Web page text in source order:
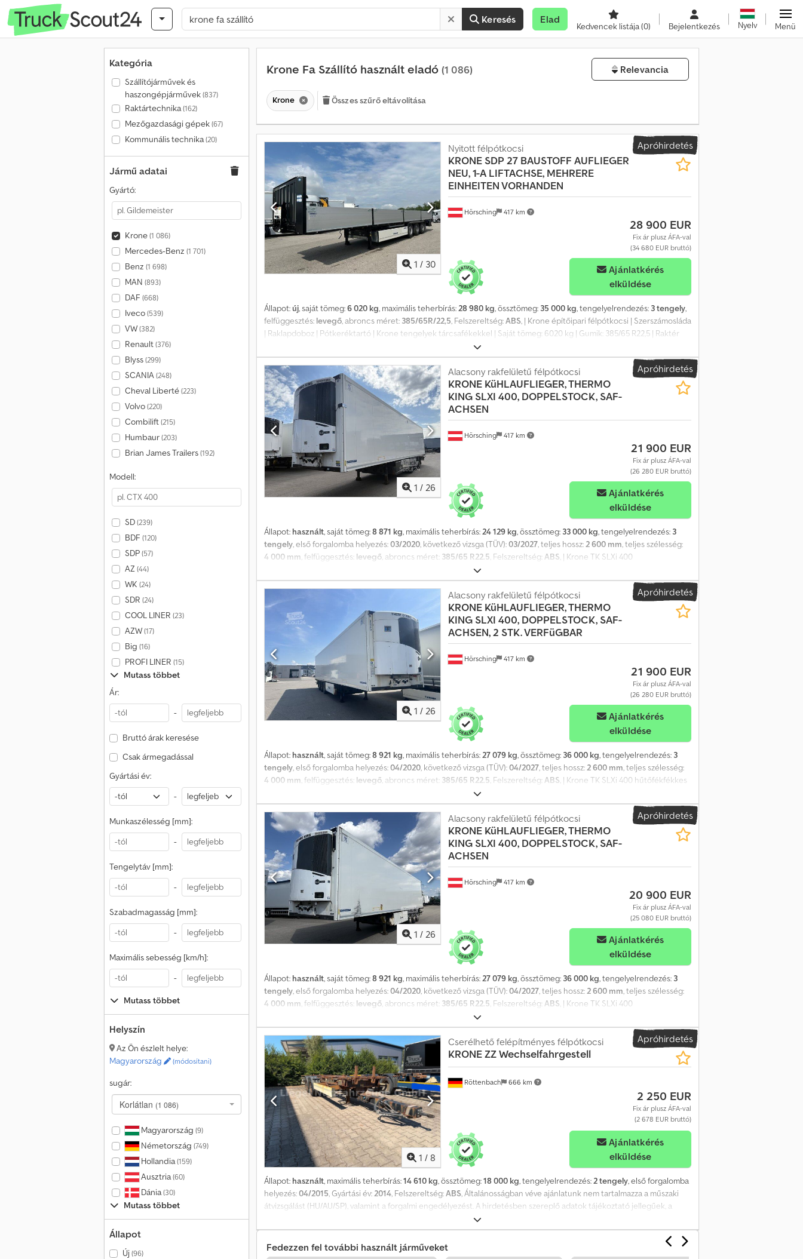
Keresés Elad
Kedvencek listája(0) Bejelentkezés Nyelv Menü
Kategória
Szállítójárművek és
haszongépjárművek(837)
Raktártechnika(162)
Mezőgazdasági gépek(67)
Kommunális technika(20)
Jármű adatai
Gyártó:
Krone(1 086)
Mercedes-Benz (1 701)
Benz (1 698)
MAN (893)
DAF (668)
Iveco(539)
VW(382)
Renault(376)
Blyss(299)
SCANIA(248)
Cheval Liberté(223)
Volvo(220)
Combilift(215)
Humbaur(203)
Brian James Trailers(192)
Modell:
SD(239)
BDF (120)
SDP(57)
AZ(44)
WK (24)
SDR (24)
COOL LINER (23)
AZW(17)
Big (16)
PROFI LINER (15)
Mutass többet
Ár:
-
Bruttó árak keresése
Csak ármegadással
Gyártási év:
-
Munkaszélesség [mm]:
-
Tengelytáv [mm]:
-
Szabadmagasság [mm]:
-
Maximális sebesség [km/h]:
-
Mutass többet
Helyszín
Az Ön észlelt helye:
Magyarország
(módosítani)
sugár:
Korlátlan (1 086)
Magyarország (9)
Németország (749)
Hollandia(159)
Ausztria(60)
Dánia(30)
Mutass többet
Állapot
Új(96)
Krone Fa Szállító használt eladó (1 086) Relevancia
Krone Összes szűrő eltávolítása
Apróhirdetés
1 / 30
Hörsching 417 km
Nyitott félpótkocsi
KRONE SDP 27 BAUSTOFF AUFLIEGER
NEU, 1-A LIFTACHSE, MEHRERE
EINHEITEN VORHANDEN
28 900 EUR
Fix ár plusz ÁFA-val
(34 680 EUR bruttó)
Ajánlatkérés
elküldése
Állapot:új, saját tömeg:6 020 kg, maximális teherbírás: 28 980 kg, össztömeg: 35 000 kg, tengelyelrendezés: 3 tengely,
felfüggesztés: levegő , abroncs méret: 385/65R/22,5 , Felszereltség:ABS , | Krone építőipari félpótkocsi | Szerszámosláda
| Raklapdoboz | Pótkeréktartó | Krone tengelyek tárcsafékekkel | Saját tömeg: 6020 kg | Gumik: 385/65 R22,5 | Raktér
mérete: H: 14 m, Sz: 2,48 m, Oldalfal magasság: 0,73 m, Homlokfal magasság: 1,6 m | A tévedés, adatbeviteli hiba és előzetes
eladás jogát fenntartjuk. Cjdpfx Aqezpx Uiewjha
Apróhirdetés
1 / 26
Hörsching 417 km
Alacsony rakfelületű félpótkocsi
KRONE KüHLAUFLIEGER, THERMO
KING SLXI 400, DOPPELSTOCK, SAF-
ACHSEN
21 900 EUR
Fix ár plusz ÁFA-val
(26 280 EUR bruttó)
Ajánlatkérés
elküldése
Állapot: használt, saját tömeg:8 871 kg, maximális teherbírás:24 129 kg, össztömeg: 33 000 kg, tengelyelrendezés: 3
tengely, első forgalomba helyezés:03/2020, következő vizsga (TÜV):03/2027, teljes hossz:2 600 mm, teljes szélesség:
4 000 mm, felfüggesztés: levegő, abroncs méret: 385/65 R22.5, Felszereltség: ABS, | Krone TK SLXi 400
hűtőfelépítményes félpótkocsi | SAF tengelyek tárcsafékkel | 2 db pótkerektartó | ThermoKing SLXi 400 hűtőegység | 5
cm falvastagság | Gumiabroncsok: 385/65 R22.5 | Két szintű, oszlopok nélkül | A hibák, a gépelési hibák és az előzetes
értékesítés jogát fenntartjuk. Csdpfx Aqoznw Raowoha
Apróhirdetés
1 / 26
Hörsching 417 km
Alacsony rakfelületű félpótkocsi
KRONE KüHLAUFLIEGER, THERMO
KING SLXI 400, DOPPELSTOCK, SAF-
ACHSEN, 2 STK. VERFüGBAR
21 900 EUR
Fix ár plusz ÁFA-val
(26 280 EUR bruttó)
Ajánlatkérés
elküldése
Állapot: használt, saját tömeg:8 921 kg, maximális teherbírás:27 079 kg, össztömeg: 36 000 kg, tengelyelrendezés: 3
tengely, első forgalomba helyezés:04/2020, következő vizsga (TÜV):04/2027, teljes hossz:2 600 mm, teljes szélesség:
4 000 mm, felfüggesztés: levegő, abroncs méret: 385/65 R22.5, Felszereltség: ABS, | Krone TK SLXi 400 hűtőfékfékkes
félpótkocsi | SAF tengelyek dobfékkel | 2 db pótkerektartó | ThermoKing SLXi 400 hűtőegység | 5 cm falvastagság |
Gumiabroncsok: 385/65 R22.5 | Két szintű, gerendák nélkül | A hibák, a helytelen adatok és az előzetes értékesítés jogát
fenntartjuk. Chedpsznw N Nofx Aqwea
Apróhirdetés
1 / 26
Hörsching 417 km
Alacsony rakfelületű félpótkocsi
KRONE KüHLAUFLIEGER, THERMO
KING SLXI 400, DOPPELSTOCK, SAF-
ACHSEN
20 900 EUR
Fix ár plusz ÁFA-val
(25 080 EUR bruttó)
Ajánlatkérés
elküldése
Állapot: használt, saját tömeg:8 921 kg, maximális teherbírás:27 079 kg, össztömeg: 36 000 kg, tengelyelrendezés: 3
tengely, első forgalomba helyezés:04/2020, következő vizsga (TÜV):04/2027, teljes hossz:2 600 mm, teljes szélesség:
4 000 mm, felfüggesztés: levegő, abroncs méret: 385/65 R22.5, Felszereltség: ABS, | Krone TK SLXi 400
hűtőrakodóláda | SAF tengelyek dobfékekkel | 2 db pótkerék tartó, 1 db pótkerékkel | Thermo King SLXi 400
hűtőegység | 5 cm falvastagság | Gumiabroncsok: 385/65 R22.5 | Két szintű, gerendák nélkül | A hibák, a helytelen
adatok és az előzetes értékesítés jogát fenntartjuk. Csdezmxpuopfx Aqweha
Apróhirdetés
1 / 8
Röttenbach 666 km
Cserélhető felépítményes félpótkocsi
KRONEZZ Wechselfahrgestell
2 250 EUR
Fix ár plusz ÁFA-val
(2 678 EUR bruttó)
Ajánlatkérés
elküldése
Állapot: használt, maximális teherbírás:14 610 kg, össztömeg:18 000 kg, tengelyelrendezés:2 tengely, első forgalomba
helyezés:04/2015, Gyártási év:2014, Felszereltség:ABS, Általánosságban véve ajánlatunk nem tartalmazza a műszaki
átvizsgálást (HU/AU/SP), valamint a forgalmi engedélyezést. A hirdetésben szereplő adatok tájékoztató jellegűek, a
modellváltoztatás jogát fenntartjuk. Megtekintés kizárólag előzetes időpont egyeztetés után lehetséges. A WhatsApp-
on keresztül érkező kérdésekre nem válaszolunk. Cjdpfx Aqezqyacswsha Belső azonosító: 846
Fedezzen fel további használt járműveket